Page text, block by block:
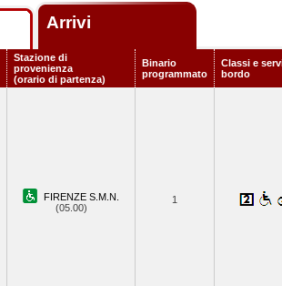
Arrivi
Stazione di
provenienza
(orario di partenza)
Binario
programmato
Classi e
bordo
FIRENZE S.M.N.
(05.00)
1